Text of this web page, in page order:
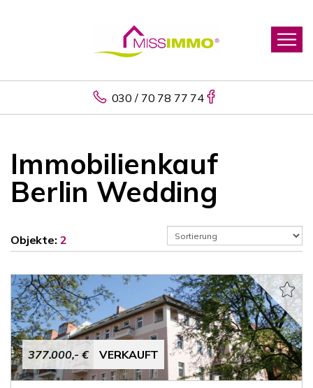
030 / 70 78 77 74
Immobilienkauf
Berlin Wedding
Objekte: 2
377.000,- € VERKAUFT